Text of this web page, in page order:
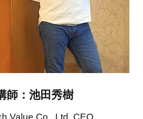
師：池田秀樹
Value Co., Ltd CEO